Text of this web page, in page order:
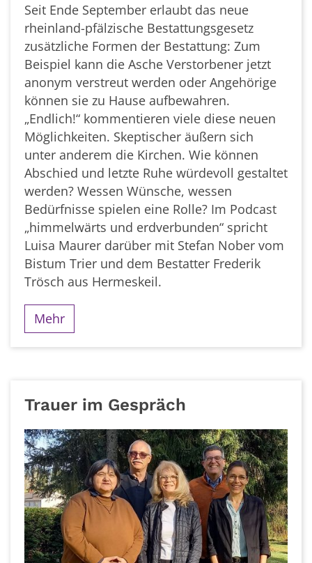
Seit Ende September erlaubt das neue
rheinland-pfälzische Bestattungsgesetz
zusätzliche Formen der Bestattung: Zum
Beispiel kann die Asche Verstorbener jetzt
anonym verstreut werden oder Angehörige
können sie zu Hause aufbewahren.
„Endlich!“ kommentieren viele diese neuen
Möglichkeiten. Skeptischer äußern sich
unter anderem die Kirchen. Wie können
Abschied und letzte Ruhe würdevoll gestaltet
werden? Wessen Wünsche, wessen
Bedürfnisse spielen eine Rolle? Im Podcast
„himmelwärts und erdverbunden“ spricht
Luisa Maurer darüber mit Stefan Nober vom
Bistum Trier und dem Bestatter Frederik
Trösch aus Hermeskeil.
Mehr
Trauer im Gespräch